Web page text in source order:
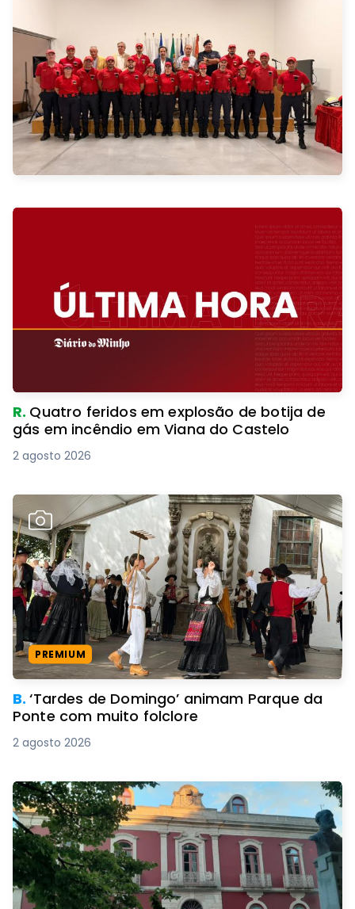
R. Quatro feridos em explosão de botija de
gás em incêndio em Viana do Castelo
2 agosto 2026
PREMIUM
B.‘Tardes de Domingo’ animam Parque da
Ponte com muito folclore
2 agosto 2026